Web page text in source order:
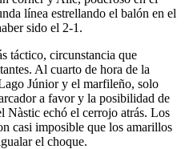
línea estrellando el balón en el
sido el 2-1.
táctico, circunstancia que
Al cuarto de hora de la
Júnior y el marfileño, solo
a favor y la posibilidad de
Nàstic echó el cerrojo atrás. Los
casi imposible que los amarillos
el choque.